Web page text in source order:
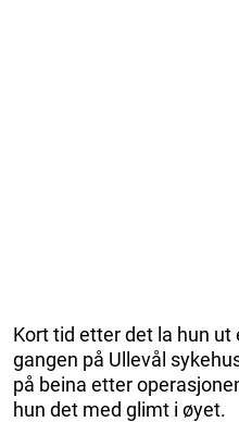
Kort tid etter det la hun ut
gangen på Ullevål
på beina etter
hun det med glimt i øyet.